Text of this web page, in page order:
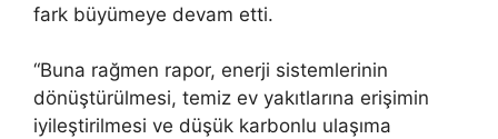
fark büyümeye devam etti.
“Buna rağmen rapor, enerji sistemlerinin
dönüştürülmesi, temiz ev yakıtlarına erişimin
iyileştirilmesi ve düşük karbonlu ulaşıma